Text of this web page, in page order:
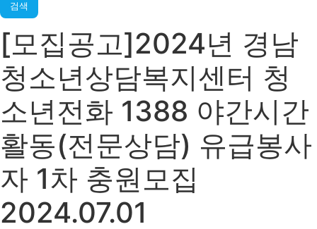
검색
[모집공고]2024년 경남
청소년상담복지센터 청
소년전화 1388 야간시간
활동(전문상담) 유급봉사
자 1차 충원모집
2024.07.01